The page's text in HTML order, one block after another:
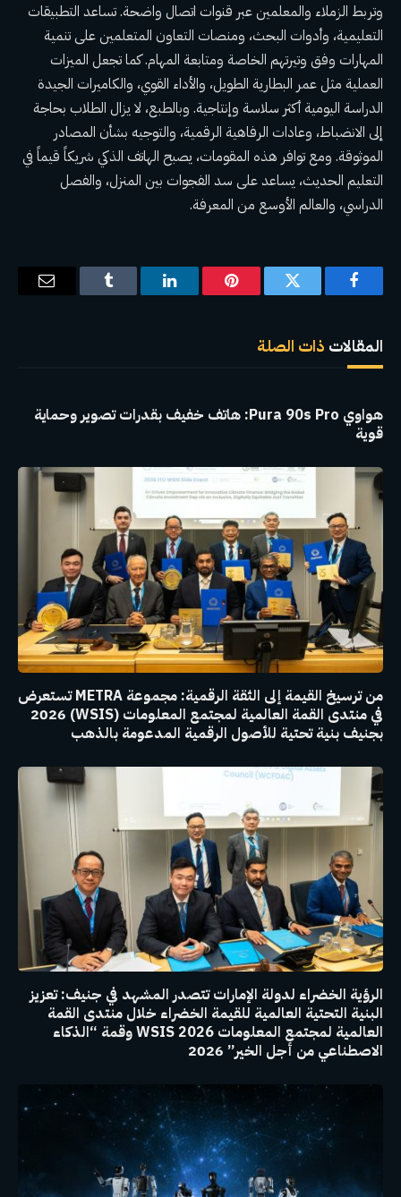
وتربط الزملاء والمعلمين عبر قنوات اتصال واضحة. تساعد التطبيقات
التعليمية، وأدوات البحث، ومنصات التعاون المتعلمين على تنمية
المهارات وفق وتيرتهم الخاصة ومتابعة المهام. كما تجعل الميزات
العملية مثل عمر البطارية الطويل، والأداء القوي، والكاميرات الجيدة
الدراسة اليومية أكثر سلاسة وإنتاجية. وبالطبع، لا يزال الطلاب بحاجة
إلى الانضباط، وعادات الرفاهية الرقمية، والتوجيه بشأن المصادر
الموثوقة. ومع توافر هذه المقومات، يصبح الهاتف الذكي شريكاً قيماً في
التعليم الحديث، يساعد على سد الفجوات بين المنزل، والفصل
الدراسي، والعالم الأوسع من المعرفة.
فيسبوك تويتر بينتيريستلينكدإن Tumblr
البريد
المقالات ذات الصلة
هواوي Pura 90s Pro: هاتف خفيف بقدرات تصوير وحماية
قوية
من ترسيخ القيمة إلى الثقة الرقمية: مجموعة METRA تستعرض
في منتدى القمة العالمية لمجتمع المعلومات (WSIS) 2026
بجنيف بنية تحتية للأصول الرقمية المدعومة بالذهب
الرؤية الخضراء لدولة الإمارات تتصدر المشهد في جنيف: تعزيز
البنية التحتية العالمية للقيمة الخضراء خلال منتدى القمة
العالمية لمجتمع المعلومات WSIS 2026 وقمة “الذكاء
الاصطناعي من أجل الخير” 2026